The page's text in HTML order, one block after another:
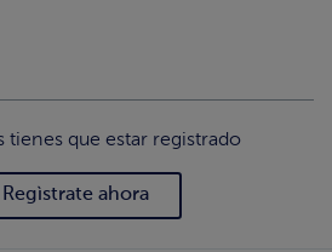
tienes que estar registrado
Regìstrate ahora